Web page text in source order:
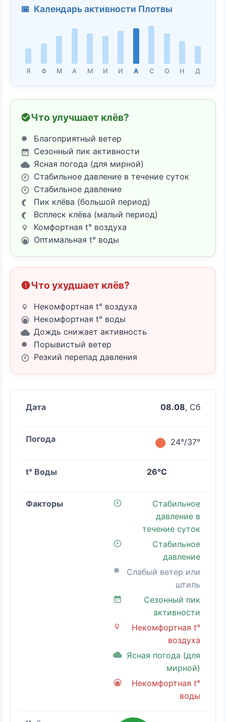
📅 Календарь активности Плотвы
Я Ф М А М И И А С О Н Д
Что улучшает клёв?
Благоприятный ветер
Сезонный пик активности
Ясная погода (для мирной)
Стабильное давление в течение суток
Стабильное давление
Пик клёва (большой период)
Всплеск клёва (малый период)
Комфортная t° воздуха
Оптимальная t° воды
Что ухудшает клёв?
Некомфортная t° воздуха
Некомфортная t° воды
Дождь снижает активность
Порывистый ветер
Резкий перепад давления
08.08, Сб
24°/37°
26°C
Стабильное
давление в
течение суток
Стабильное
давление
Слабый ветер или
штиль
Сезонный пик
активности
Некомфортная t°
воздуха
Ясная погода (для
мирной)
Некомфортная t°
воды